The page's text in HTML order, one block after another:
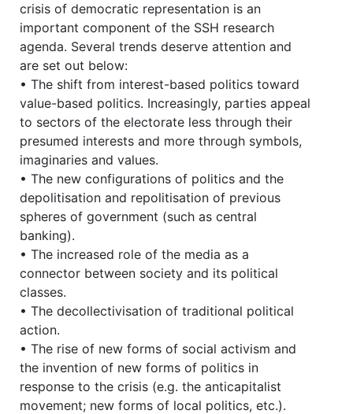
crisis of democratic representation is an
important component of the SSH research
agenda. Several trends deserve attention and
are set out below:
• The shift from interest-based politics toward
value-based politics. Increasingly, parties appeal
to sectors of the electorate less through their
presumed interests and more through symbols,
imaginaries and values.
• The new configurations of politics and the
depolitisation and repolitisation of previous
spheres of government (such as central
banking).
• The increased role of the media as a
connector between society and its political
classes.
• The decollectivisation of traditional political
action.
• The rise of new forms of social activism and
the invention of new forms of politics in
response to the crisis (e.g. the anticapitalist
movement; new forms of local politics, etc.).